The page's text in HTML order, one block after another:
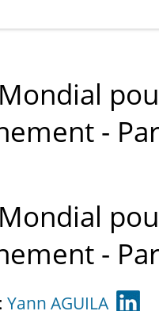
-
-
Yann AGUILA